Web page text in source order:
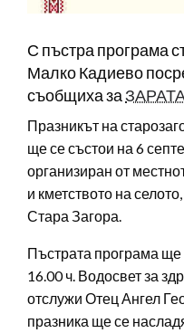
С пъстра програма
Малко Кадиево
съобщиха за
Празникът на
ще се състои на 6
организиран от
и кметството на
Стара Загора.
Пъстрата програма ще
16.00 ч. Водосвет за
отслужи Отец Ангел
празника ще се